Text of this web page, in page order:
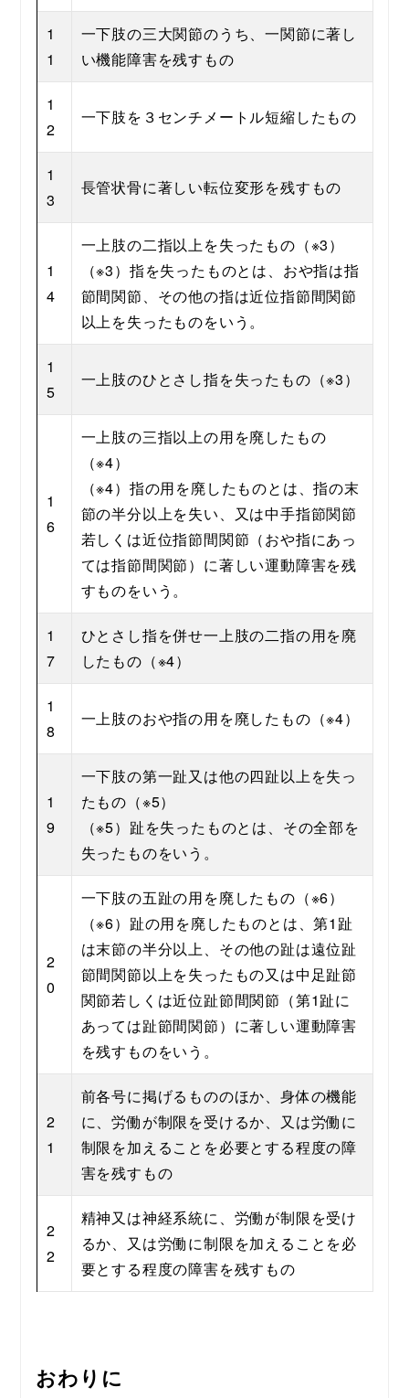
1
1
一下肢の三大関節のうち、一関節に著し
い機能障害を残すもの
1
2
一下肢を３センチメートル短縮したもの
1
3
長管状骨に著しい転位変形を残すもの
1
4
一上肢の二指以上を失ったもの（※3）
（※3）指を失ったものとは、おや指は指
節間関節、その他の指は近位指節間関節
以上を失ったものをいう。
1
5
一上肢のひとさし指を失ったもの（※3）
1
6
一上肢の三指以上の用を廃したもの
（※4）
（※4）指の用を廃したものとは、指の末
節の半分以上を失い、又は中手指節関節
若しくは近位指節間関節（おや指にあっ
ては指節間関節）に著しい運動障害を残
すものをいう。
1
7
ひとさし指を併せ一上肢の二指の用を廃
したもの（※4）
1
8
一上肢のおや指の用を廃したもの（※4）
1
9
一下肢の第一趾又は他の四趾以上を失っ
たもの（※5）
（※5）趾を失ったものとは、その全部を
失ったものをいう。
2
0
一下肢の五趾の用を廃したもの（※6）
（※6）趾の用を廃したものとは、第1趾
は末節の半分以上、その他の趾は遠位趾
節間関節以上を失ったもの又は中足趾節
関節若しくは近位趾節間関節（第1趾に
あっては趾節間関節）に著しい運動障害
を残すものをいう。
2
1
前各号に掲げるもののほか、身体の機能
に、労働が制限を受けるか、又は労働に
制限を加えることを必要とする程度の障
害を残すもの
2
2
精神又は神経系統に、労働が制限を受け
るか、又は労働に制限を加えることを必
要とする程度の障害を残すもの
おわりに